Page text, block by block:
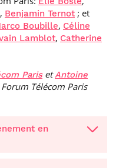
, Benjamin Ternot ; et
Boubille, Céline
Lamblot, Catherine
ParisetAntoine
Télécom Paris
en